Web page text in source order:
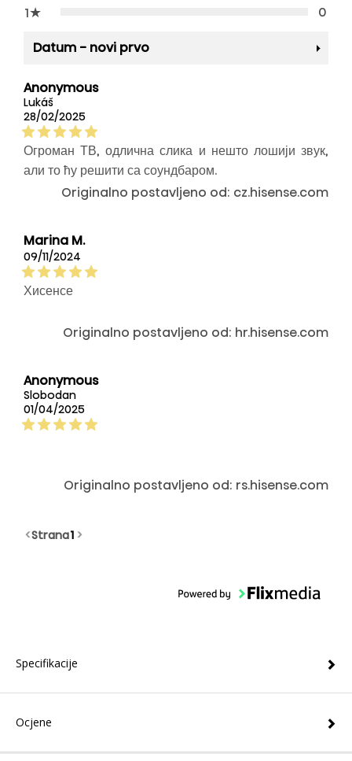
1★
0
Datum - novi prvo
Anonymous
Lukáš
28/02/2025
Огроман ТВ, одлична слика и нешто лошији звук,
али то ћу решити са соундбаром.
Originalno postavljeno od: cz.hisense.com
Marina M.
09/11/2024
Хисенсе
Originalno postavljeno od: hr.hisense.com
Anonymous
Slobodan
01/04/2025
Originalno postavljeno od: rs.hisense.com
<Strana1 >
Specifikacije
Ocjene